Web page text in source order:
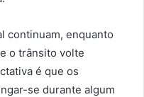
continuam, enquanto
o trânsito volte
é que os
se durante algum